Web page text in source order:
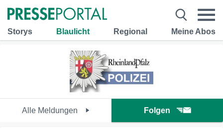
Storys Blaulicht Regional Meine Abos
Alle Meldungen Folgen